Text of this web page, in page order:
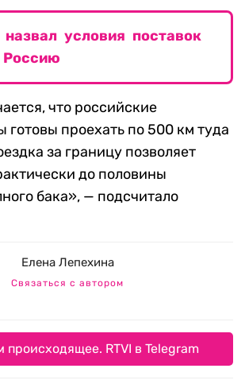
назвал условия поставок
что российские
готовы проехать по 500 км туда
за границу позволяет
до половины
бака», — подсчитало
Елена Лепехина
Связаться с автором
происходящее. RTVI в Telegram